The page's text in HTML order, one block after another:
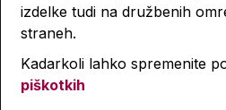
Prazna peresnica, Dakine,
izdelke tudi na družbenih
straneh.
Kadarkoli lahko spremenite
piškotkih